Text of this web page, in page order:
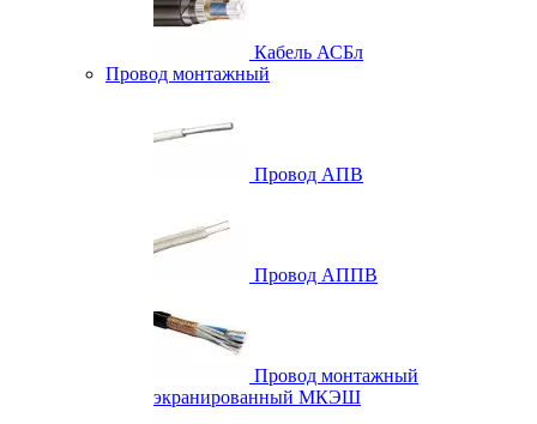
Кабель АСБл
Провод монтажный
Провод АПВ
Провод АППВ
Провод монтажный
экранированный МКЭШ